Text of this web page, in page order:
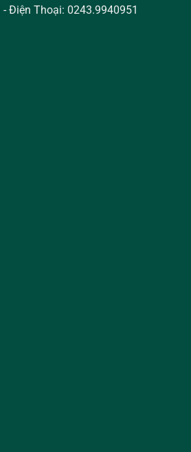
- Điện Thoại: 0243.9940951